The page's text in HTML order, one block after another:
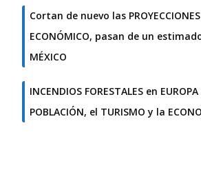
Cortan de nuevo las
ECONÓMICO, pasan de un
MÉXICO
INCENDIOS FORESTALES en
POBLACIÓN, el TURISMO y la